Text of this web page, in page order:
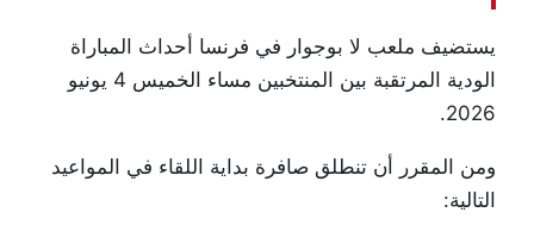
يستضيف ملعب لا بوجوار في فرنسا أحداث المباراة
الودية المرتقبة بين المنتخبين مساء الخميس 4 يونيو
2026.
ومن المقرر أن تنطلق صافرة بداية اللقاء في المواعيد
التالية: